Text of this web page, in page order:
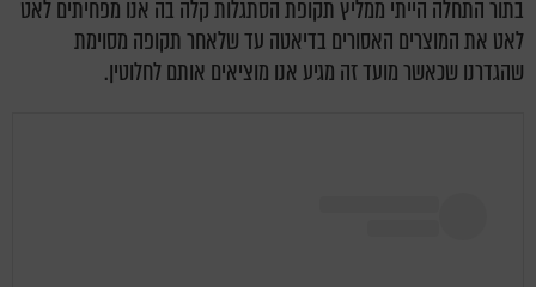
בתור התחלה הייתי ממליץ תקופת הסתגלות קלה בה אנו מפחיתים לאט
לאט את המוצרים האסורים בדיאטה עד שלאחר תקופה מסוימת
שהגדרנו שכאשר מועד זה מגיע אנו מוציאים אותם לחלוטין.